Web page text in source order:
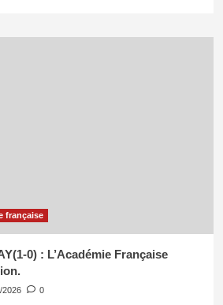
française
0) : L’Académie Française
2026 0